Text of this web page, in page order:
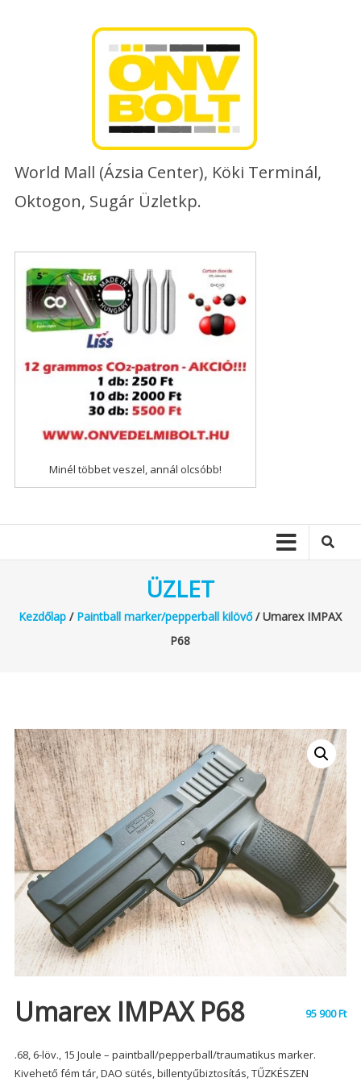
World Mall (Ázsia Center), Köki Terminál,
Oktogon, Sugár Üzletkp.
Minél többet veszel, annál olcsóbb!
ÜZLET
Kezdőlap / Paintball marker/pepperball kilövő/ Umarex IMPAX
P68
Umarex IMPAX P68 95 900Ft
.68, 6-löv., 15 Joule – paintball/pepperball/traumatikus marker.
Kivehető fém tár, DAO sütés, billentyűbiztosítás, TŰZKÉSZEN